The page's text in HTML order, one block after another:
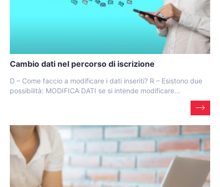
Cambio dati nel percorso di iscrizione
D – Come faccio a modificare i dati inseriti? R – Esistono due
possibilità: MODIFICA DATI se si intende modificare...